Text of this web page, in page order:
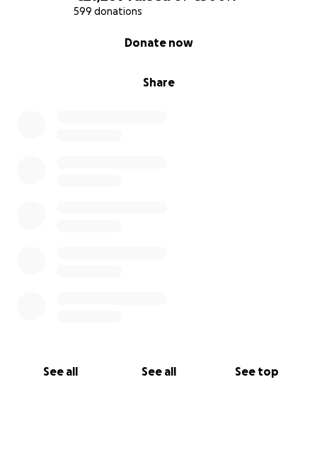
599 donations
Share
Donate now
See all See all See top
Instagram e TikTok come “Il diario di Selene”.